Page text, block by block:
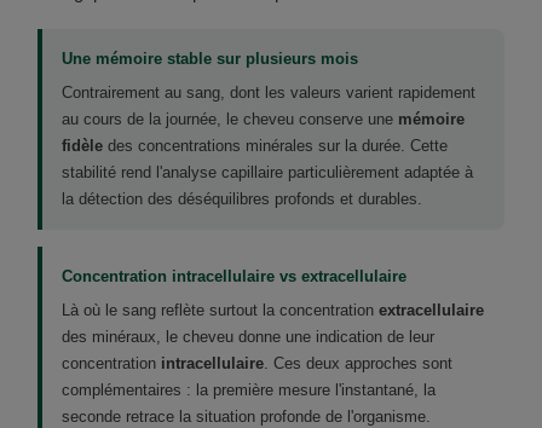
Une mémoire stable sur plusieurs mois
Contrairement au sang, dont les valeurs varient rapidement
au cours de la journée, le cheveu conserve une mémoire
fidèle des concentrations minérales sur la durée. Cette
stabilité rend l'analyse capillaire particulièrement adaptée à
la détection des déséquilibres profonds et durables.
Concentration intracellulaire vs extracellulaire
Là où le sang reflète surtout la concentration extracellulaire
des minéraux, le cheveu donne une indication de leur
concentration intracellulaire. Ces deux approches sont
complémentaires : la première mesure l'instantané, la
seconde retrace la situation profonde de l'organisme.